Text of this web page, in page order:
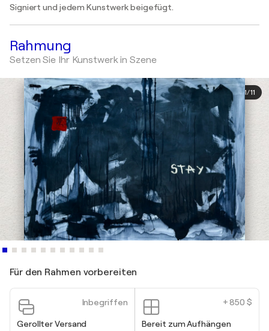
Signiert und jedem Kunstwerk beigefügt.
Rahmung
Setzen Sie Ihr Kunstwerk in Szene
1/11
Für den Rahmen vorbereiten
Inbegriffen
Gerollter Versand
+ 850 $
Bereit zum Aufhängen